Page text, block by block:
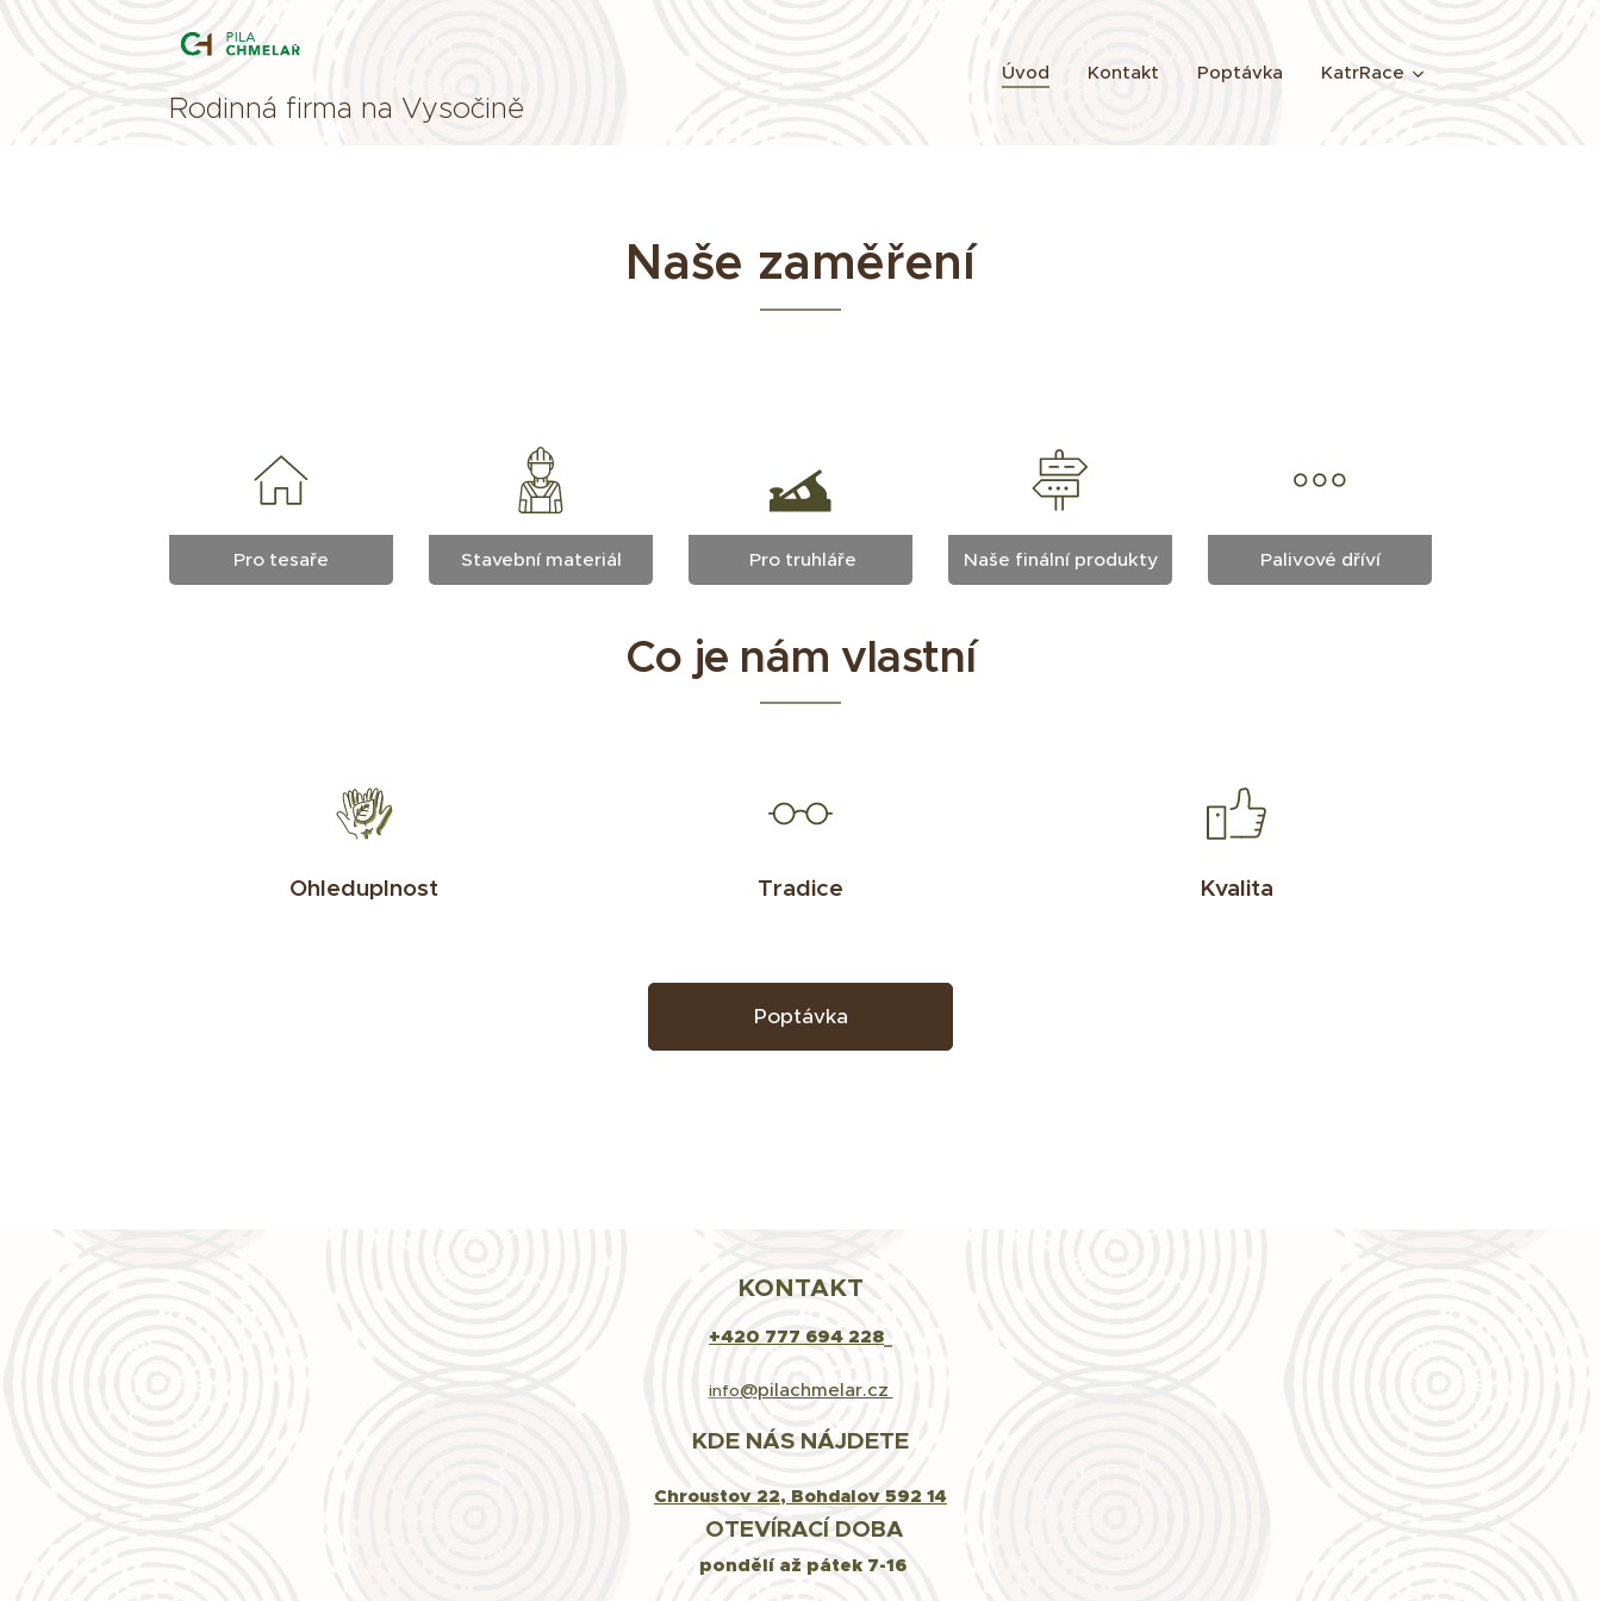
Rodinná firma na Vysočině
Úvod Kontakt Poptávka KatrRace
Naše zaměření
Pro tesaře Stavební materiál Pro truhláře Naše finální produkty Palivové dříví
Co je nám vlastní
Ohleduplnost Tradice Kvalita
Poptávka
KONTAKT
+420 777 694 228
info@pilachmelar.cz
KDE NÁS NÁJDETE
Chroustov 22, Bohdalov 592 14
OTEVÍRACÍ DOBA
pondělí až pátek 7-16